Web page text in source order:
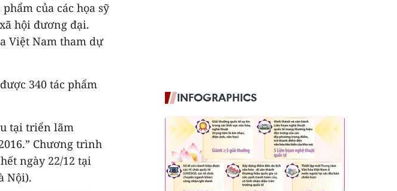
của các họa sỹ
hội đương đại.
Việt Nam tham dự
340 tác phẩm
tại triển lãm
Chương trình
ngày 22/12 tại
Nội).
INFOGRAPHICS